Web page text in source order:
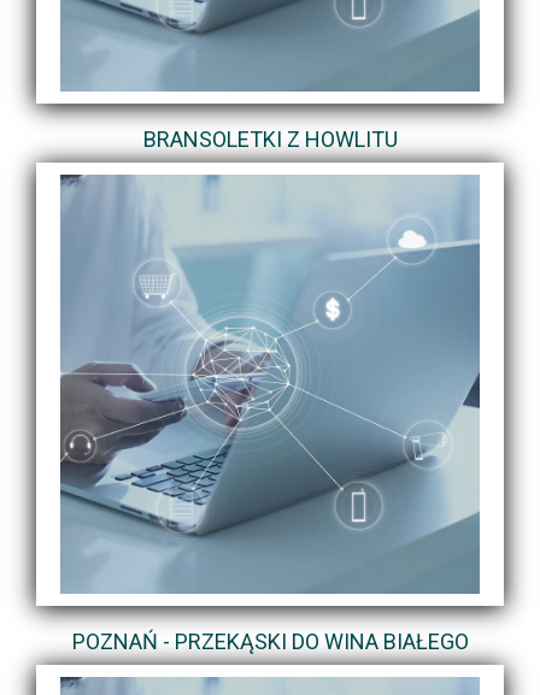
BRANSOLETKI Z HOWLITU
POZNAŃ - PRZEKĄSKI DO WINA BIAŁEGO